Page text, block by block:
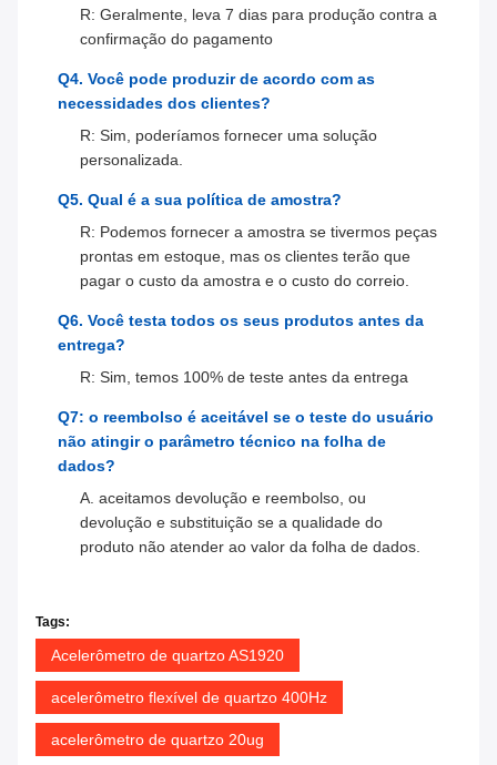
R: Geralmente, leva 7 dias para produção contra a
confirmação do pagamento
Q4. Você pode produzir de acordo com as
necessidades dos clientes?
R: Sim, poderíamos fornecer uma solução
personalizada.
Q5. Qual é a sua política de amostra?
R: Podemos fornecer a amostra se tivermos peças
prontas em estoque, mas os clientes terão que
pagar o custo da amostra e o custo do correio.
Q6. Você testa todos os seus produtos antes da
entrega?
R: Sim, temos 100% de teste antes da entrega
Q7: o reembolso é aceitável se o teste do usuário
não atingir o parâmetro técnico na folha de
dados?
A. aceitamos devolução e reembolso, ou
devolução e substituição se a qualidade do
produto não atender ao valor da folha de dados.
Tags:
Acelerômetro de quartzo AS1920
acelerômetro flexível de quartzo 400Hz
acelerômetro de quartzo 20ug